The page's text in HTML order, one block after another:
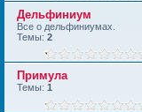
Дельфиниум
Все о дельфиниумах.
Темы: 2
Примула
Темы: 1